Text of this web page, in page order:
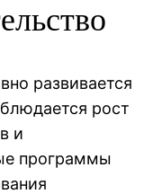
развивается
рост
и
программы